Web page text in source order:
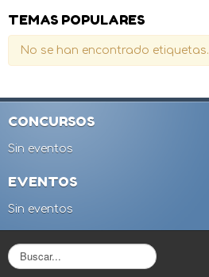
TEMAS POPULARES
No se han encontrado etiquetas.
CONCURSOS
Sin eventos
EVENTOS
Sin eventos
B
u